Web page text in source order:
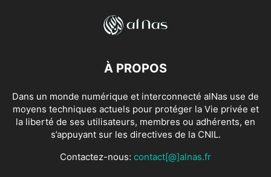
À PROPOS
Dans un monde numérique et interconnecté alNas use de
moyens techniques actuels pour protéger la Vie privée et
la liberté de ses utilisateurs, membres ou adhérents, en
s’appuyant sur les directives de la CNIL.
Contactez-nous: contact[@]alnas.fr